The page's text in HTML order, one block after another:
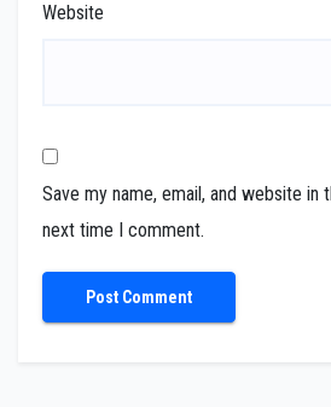
Website
Save my name, email, and website in
next time I comment.